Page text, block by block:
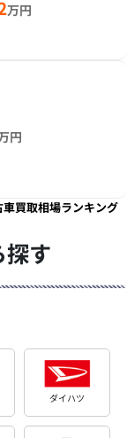
万円
円
買取相場ランキング
探す
ダイハツ